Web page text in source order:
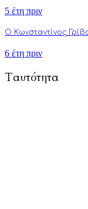
5 έτη πριν
Ο Κωνσταντίνος
6 έτη πριν
Ταυτότητα